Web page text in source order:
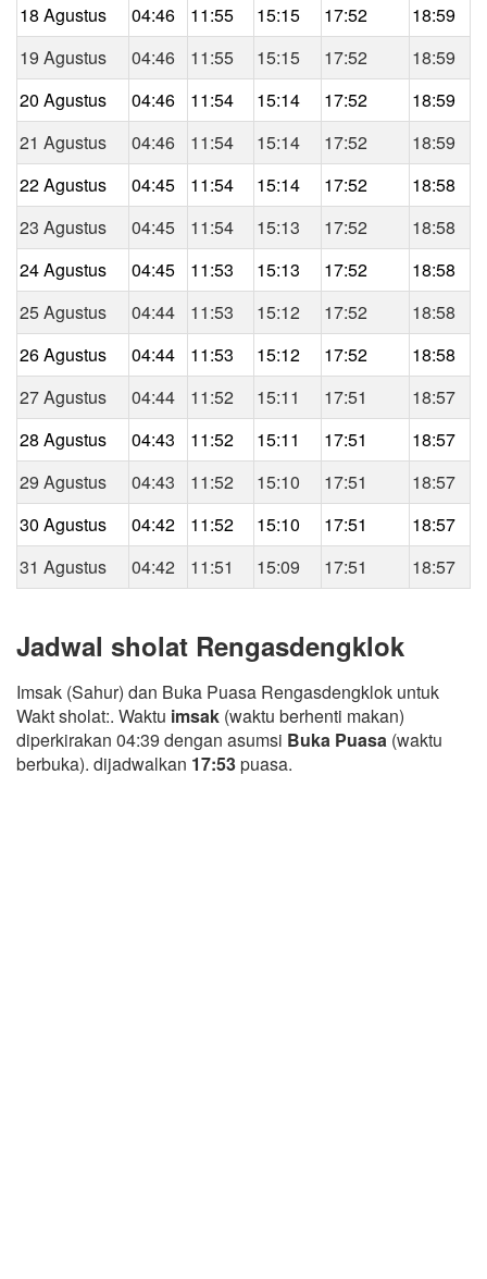
18 Agustus 04:46 11:55 15:15 17:52
18:59
19 Agustus
04:46 11:55 15:15 17:52
18:59
20 Agustus
04:46 11:54 15:14 17:52
18:59
21 Agustus
04:46 11:54 15:14 17:52
18:59
22 Agustus
04:45 11:54 15:14 17:52
18:58
23 Agustus
04:45 11:54 15:13 17:52
18:58
24 Agustus
04:45 11:53 15:13 17:52
18:58
25 Agustus
04:44 11:53 15:12 17:52
18:58
26 Agustus
04:44 11:53 15:12 17:52
18:58
27 Agustus
04:44 11:52 15:11 17:51
18:57
28 Agustus
04:43 11:52 15:11 17:51
18:57
29 Agustus
04:43 11:52 15:10 17:51
18:57
30 Agustus
04:42 11:52 15:10 17:51
18:57
31 Agustus
04:42 11:51 15:09 17:51 18:57
Jadwal sholat Rengasdengklok
Imsak (Sahur) dan Buka Puasa Rengasdengklok untuk
Wakt sholat:. Waktu imsak (waktu berhenti makan)
diperkirakan 04:39 dengan asumsi Buka Puasa (waktu
berbuka). dijadwalkan 17:53puasa.